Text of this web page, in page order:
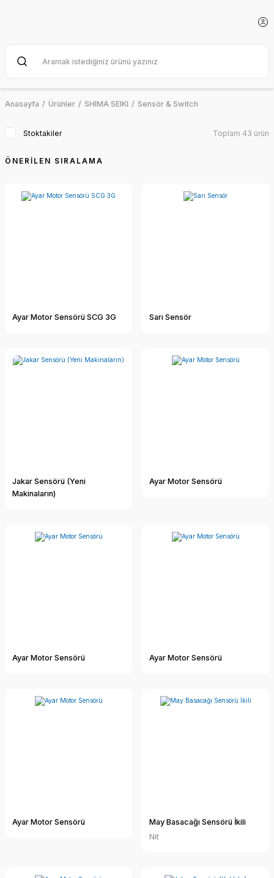
Anasayfa Ürünler SHIMA SEIKI Sensör & Switch
Stoktakiler Toplam 43 ürün
Ayar Motor Sensörü SCG 3G Sarı Sensör
Jakar Sensörü (Yeni
Makinaların)
Ayar Motor Sensörü
Ayar Motor Sensörü Ayar Motor Sensörü
Ayar Motor Sensörü
May Basacağı Sensörü İkili
Nit